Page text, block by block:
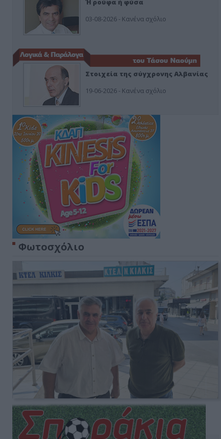
Ή ρούφα ή φύσα
03-08-2026 - Κανένα σχόλιο
Στοιχεία της σύγχρονης Αλβανίας
19-06-2026 - Κανένα σχόλιο
Φωτοσχόλιο